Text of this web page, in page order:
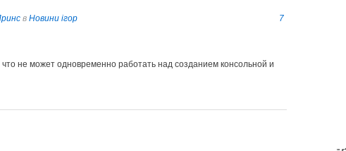
в Новини ігор 7
не может одновременно работать над созданием консольной и